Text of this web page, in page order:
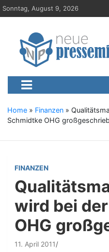
S
k
Sonntag, August 9, 2026
Neue-
Presseportal,
Home » Finanzen »
Schmidtke OHG
FINANZEN
wird bei
OHG
11. April 2011